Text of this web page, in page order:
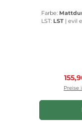
Farbe:
LST: LST | evil
Preise